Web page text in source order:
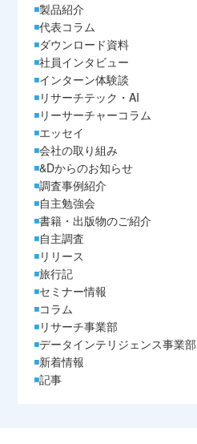
製品紹介
代表コラム
ダウンロード資料
社員インタビュー
インターン体験談
リサーチテック・AI
リーサーチャーコラム
エッセイ
会社の取り組み
&Dからのお知らせ
調査事例紹介
自主勉強会
書籍・出版物のご紹介
自主調査
リリース
旅行記
セミナー情報
コラム
リサーチ事業部
データインテリジェンス事業部
新着情報
記事